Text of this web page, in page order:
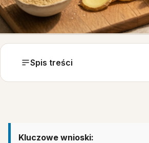
Spis treści
Kluczowe wnioski: